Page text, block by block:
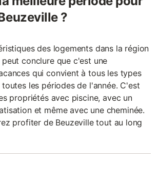
?
des logements dans la région
conclure que c'est une
qui convient à tous les types
les périodes de l'année. C'est
propriétés avec piscine, avec un
et même avec une cheminée.
profiter de Beuzeville tout au long